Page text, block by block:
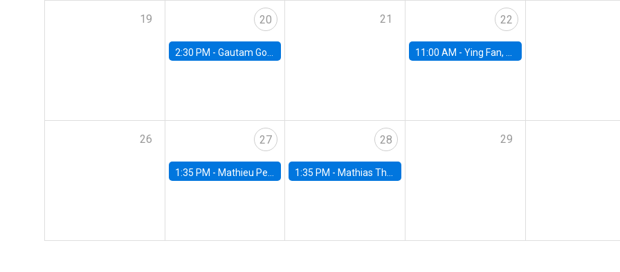
19 20
2:30 PM - Gautam Gowrisankaran, Columbia University
21 22
11:00 AM -Ying Fan, University of Michigan
26 27
1:35 PM - Mathieu Pedemonte, IDB
28
1:35 PM - Mathias Thoenig, University of Lausanne
29